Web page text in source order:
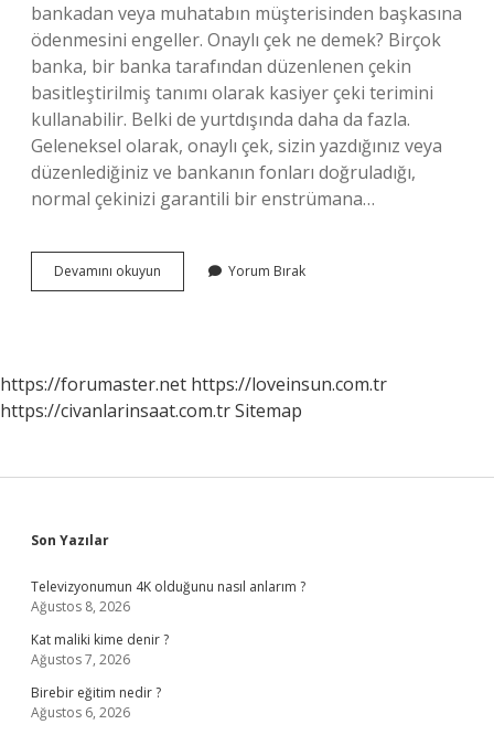
bankadan veya muhatabın müşterisinden başkasına
ödenmesini engeller. Onaylı çek ne demek? Birçok
banka, bir banka tarafından düzenlenen çekin
basitleştirilmiş tanımı olarak kasiyer çeki terimini
kullanabilir. Belki de yurtdışında daha da fazla.
Geleneksel olarak, onaylı çek, sizin yazdığınız veya
düzenlediğiniz ve bankanın fonları doğruladığı,
normal çekinizi garantili bir enstrümana…
Devamını okuyun
Çeşit
Yorum Bırak
https://forumaster.net https://loveinsun.com.tr
https://civanlarinsaat.com.trSitemap
Sidebar
Son Yazılar
Televizyonumun 4K olduğunu nasıl anlarım ?
Ağustos 8, 2026
Kat maliki kime denir ?
Ağustos 7, 2026
Birebir eğitim nedir ?
Ağustos 6, 2026